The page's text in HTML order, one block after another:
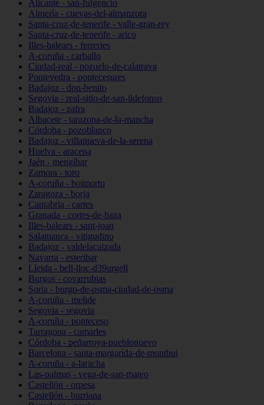
Alicante - san-fulgencio
Almería - cuevas-del-almanzora
Santa-cruz-de-tenerife - valle-gran-rey
Santa-cruz-de-tenerife - arico
Illes-balears - ferreries
A-coruña - carballo
Ciudad-real - pozuelo-de-calatrava
Pontevedra - pontecesures
Badajoz - don-benito
Segovia - real-sitio-de-san-ildefonso
Badajoz - zafra
Albacete - tarazona-de-la-mancha
Córdoba - pozoblanco
Badajoz - villanueva-de-la-serena
Huelva - aracena
Jaén - mengíbar
Zamora - toro
A-coruña - boimorto
Zaragoza - borja
Cantabria - cartes
Granada - cortes-de-baza
Illes-balears - sant-joan
Salamanca - vitigudino
Badajoz - valdelacalzada
Navarra - esteribar
Lleida - bell-lloc-d39urgell
Burgos - covarrubias
Soria - burgo-de-osma-ciudad-de-osma
A-coruña - melide
Segovia - segovia
A-coruña - ponteceso
Tarragona - camarles
Córdoba - peñarroya-pueblonuevo
Barcelona - santa-margarida-de-montbui
A-coruña - a-laracha
Las-palmas - vega-de-san-mateo
Castellón - orpesa
Castellón - burriana